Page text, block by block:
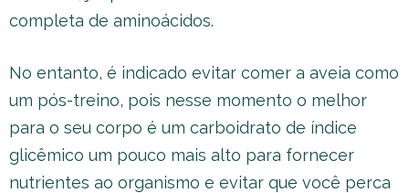
completa de aminoácidos.
No entanto, é indicado evitar comer a aveia como
um pós-treino, pois nesse momento o melhor
para o seu corpo é um carboidrato de índice
glicêmico um pouco mais alto para fornecer
nutrientes ao organismo e evitar que você perca